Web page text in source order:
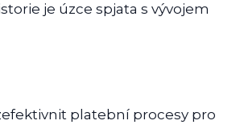
je úzce spjata s vývojem
platební procesy pro